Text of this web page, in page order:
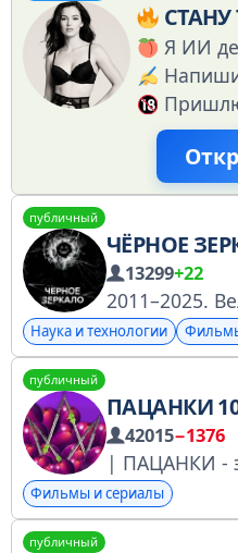
Я ИИ
публичный
ЧЁРНОЕ
13299+22
Наука и технологии
публичный
ПАЦАНКИ
42015−1376
Фильмы и сериалы
публичный